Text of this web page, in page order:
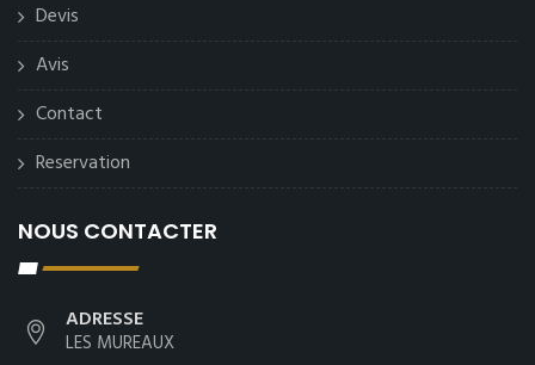
Devis
Avis
Contact
Reservation
NOUS CONTACTER
ADRESSE
LES MUREAUX